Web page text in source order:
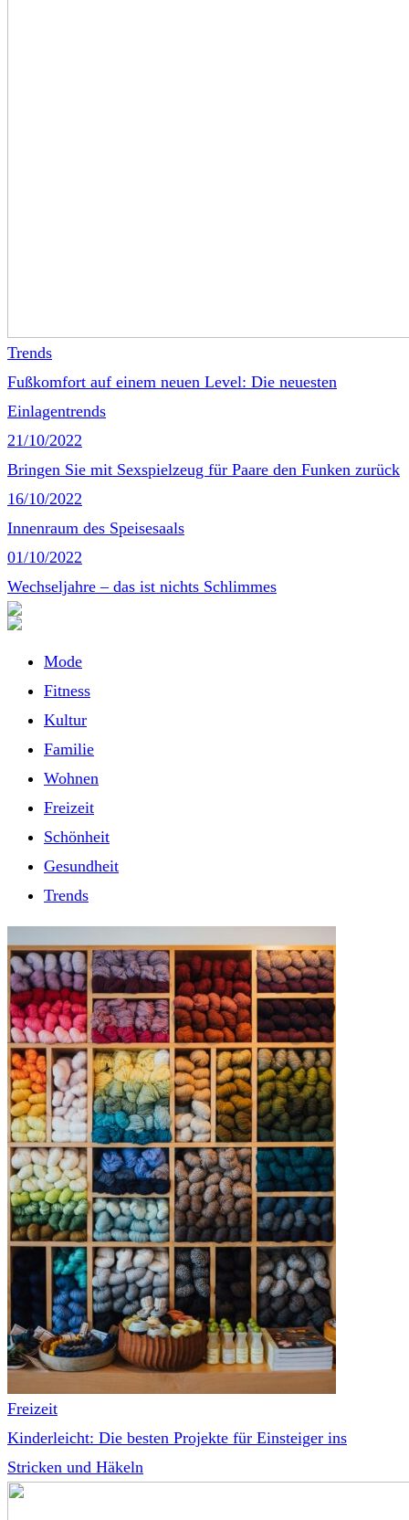
Trends
Fußkomfort auf einem neuen Level: Die neuesten
Einlagentrends
21/10/2022
Bringen Sie mit Sexspielzeug für Paare den Funken zurück
16/10/2022
Innenraum des Speisesaals
01/10/2022
Wechseljahre – das ist nichts Schlimmes
Mode
Fitness
Kultur
Familie
Wohnen
Freizeit
Schönheit
Gesundheit
Trends
Freizeit
Kinderleicht: Die besten Projekte für Einsteiger ins
Stricken und Häkeln